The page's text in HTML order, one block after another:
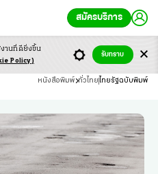
สมัครบริการ
หนังสือพิมพ์ ทั่วไทย ไทยรัฐฉบับพิมพ์
งานที่ดียิ่งขึ้น
Policy)
รับทราบ